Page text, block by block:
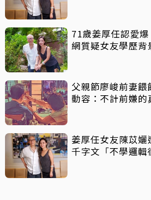
71歲姜厚任認愛爆
網質疑女友學歷
父親節廖峻前妻
動容：不計前嫌的
姜厚任女友陳苡
千字文「不學邏輯